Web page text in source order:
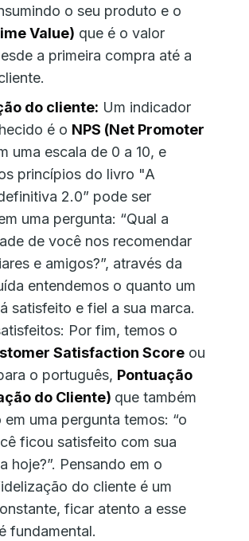
o seu produto e o
Value) que é o valor
a primeira compra até a
do cliente: Um indicador
é o NPS (Net Promoter
uma escala de 0 a 10, e
princípios do livro "A
2.0” pode ser
uma pergunta: “Qual a
de você nos recomendar
e amigos?”, através da
entendemos o quanto um
satisfeito e fiel a sua marca.
Por fim, temos o
Satisfaction Score ou
o português, Pontuação
do Cliente) que também
em uma pergunta temos: “o
ficou satisfeito com sua
hoje?”. Pensando em o
do cliente é um
ficar atento a esse
fundamental.